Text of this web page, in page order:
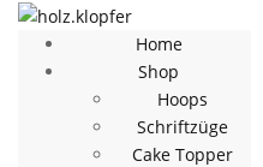
Home
Shop
Hoops
Schriftzüge
Cake Topper